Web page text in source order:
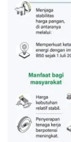
Sinyal
Indonesia
Kemarin 15:00